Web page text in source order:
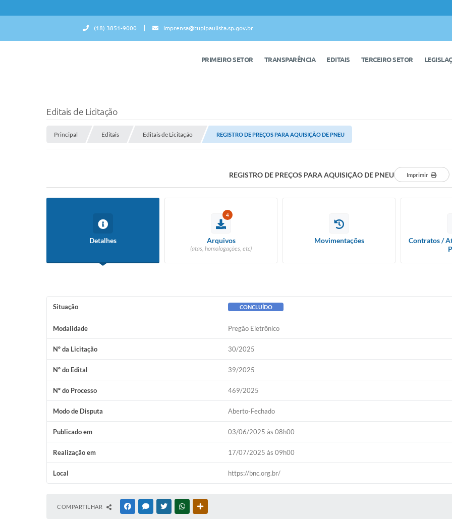
(18) 3851-9000 imprensa@tupipaulista.sp.gov.br
PRIMEIRO SETOR TRANSPARÊNCIA EDITAIS TERCEIRO SETOR
Editais de Licitação
Principal Editais Editais de Licitação REGISTRO DE PREÇOS PARA AQUISIÇÃO DE PNEU
REGISTRO DE PREÇOS PARA AQUISIÇÃO DE PNEU Imprimir
Detalhes
4
Arquivos
(atas, homologações, etc)
Movimentações
Contratos /
Situação CONCLUÍDO
Modalidade Pregão Eletrônico
Nº da Licitação 30/2025
Nº do Edital 39/2025
Nº do Processo 469/2025
Modo de Disputa Aberto-Fechado
Publicado em 03/06/2025 às 08h00
Realização em 17/07/2025 às 09h00
Local https://bnc.org.br/
COMPARTILHAR FACEBOOKMESSENGER
TWITTERWHATSAPP